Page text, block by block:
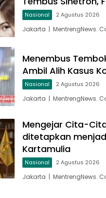
Nasional 2 Agustus 2026
Jakarta | MentrengNews.
Menembus
Ambil Alih Kasus
Nasional 2 Agustus 2026
Jakarta | MentrengNews.
Mengejar Cita-
ditetapkan
Kartamulia
Nasional 2 Agustus 2026
Jakarta | MentrengNews.